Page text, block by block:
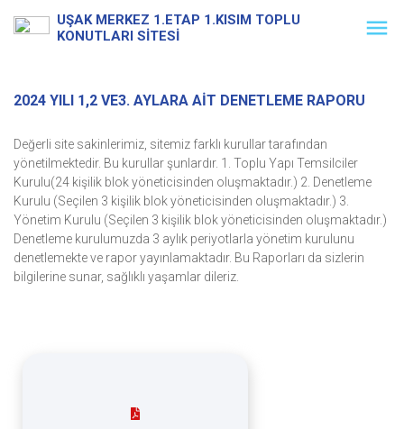
UŞAK MERKEZ 1.ETAP 1.KISIM TOPLU
KONUTLARI SİTESİ
2024 YILI 1,2 VE3. AYLARA AİT DENETLEME RAPORU
Değerli site sakinlerimiz, sitemiz farklı kurullar tarafından
yönetilmektedir. Bu kurullar şunlardır. 1. Toplu Yapı Temsilciler
Kurulu(24 kişilik blok yöneticisinden oluşmaktadır.) 2. Denetleme
Kurulu (Seçilen 3 kişilik blok yöneticisinden oluşmaktadır.) 3.
Yönetim Kurulu (Seçilen 3 kişilik blok yöneticisinden oluşmaktadır.)
Denetleme kurulumuzda 3 aylık periyotlarla yönetim kurulunu
denetlemekte ve rapor yayınlamaktadır. Bu Raporları da sizlerin
bilgilerine sunar, sağlıklı yaşamlar dileriz.